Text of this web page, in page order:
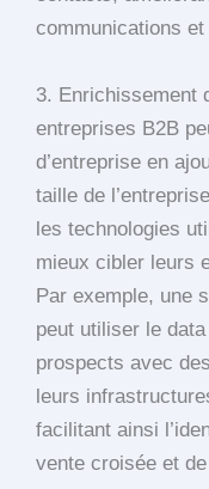
communications
3. Enrichissement
entreprises B2B
d’entreprise en
taille de
les technologies
mieux cibler leurs
Par exemple, une
peut utiliser le
prospects avec
leurs
facilitant ainsi
vente croisée et